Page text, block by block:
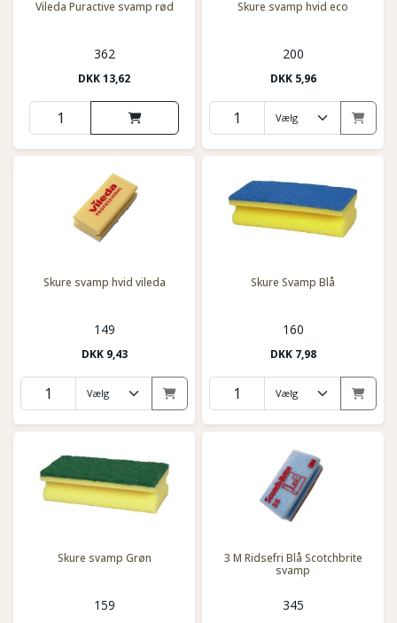
Vileda Puractive svamp rød
362
DKK13,62
Skure svamp hvid eco
200
DKK 5,96
Skure svamp hvid vileda
149
DKK 9,43
Skure Svamp Blå
160
DKK 7,98
Skure svamp Grøn
159
3 M Ridsefri Blå Scotchbrite
svamp
345